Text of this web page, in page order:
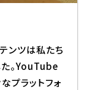
ンツは私たち
。YouTube
プラットフォ